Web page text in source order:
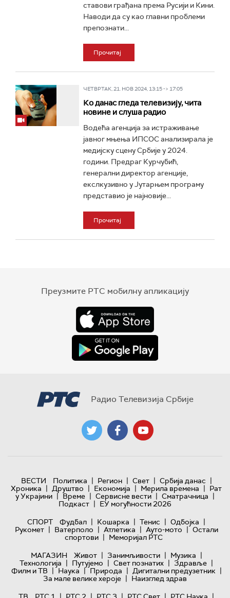
ставови грађана према Русији и Кини.
Наводи да су као главни проблеми
препознати...
Прочитај
ЧЕТВРТАК, 21. НОВ 2024, 13:15 -> 17:05
Ко данас гледа телевизију, чита
новине и слуша радио
Водећа агенција за истраживање
јавног мњења ИПСОС анализирала је
медијску сцену Србије у 2024.
години. Предраг Курчубић,
генерални директор агенције,
екслкузивно у Јутарњем програму
представио је најновије...
Прочитај
Преузмите РТС мобилну апликацију
Радио Телевизија Србије
ВЕСТИ Политика | Регион | Свет | Србија данас |
Хроника | Друштво | Економија | Мерила времена | Рат
у Украјини | Време | Сервисне вести | Сматрачница |
Подкаст | ЕУ могућности 2026
СПОРТ
Фудбал | Кошарка | Тенис | Одбојка |
Рукомет | Ватерполо | Атлетика | Ауто-мото | Остали
спортови | Меморијал РТС
МАГАЗИН
Живот | Занимљивости | Музика |
Технологијa | Путујемо | Свет познатих | Здравље |
Филм и ТВ | Наука | Природа | Дигитални предузетник |
За мале велике хероје | Наизглед здрав